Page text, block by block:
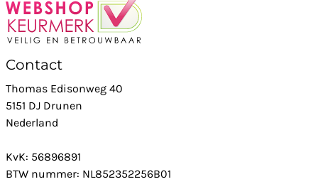
Contact
Thomas Edisonweg 40
5151 DJ Drunen
Nederland
KvK: 56896891
BTW nummer: NL852352256B01